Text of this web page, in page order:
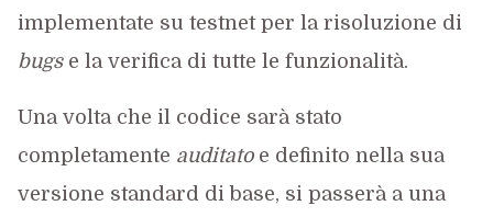
implementate su testnet per la risoluzione di
bugse la verifica di tutte le funzionalità.
Una volta che il codice sarà stato
completamente auditatoe definito nella sua
versione standard di base, si passerà a una